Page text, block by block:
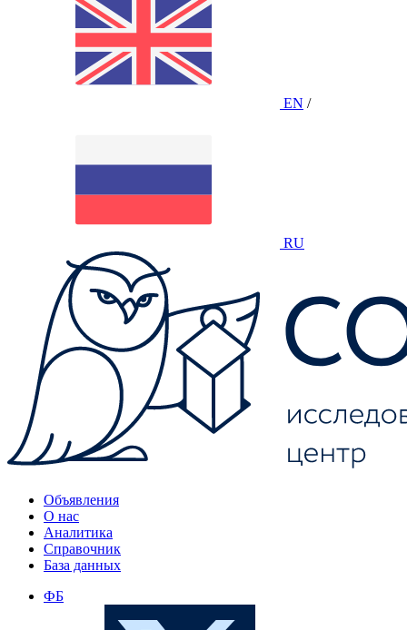
EN /
RU
Объявления
О нас
Аналитика
Справочник
База данных
ФБ